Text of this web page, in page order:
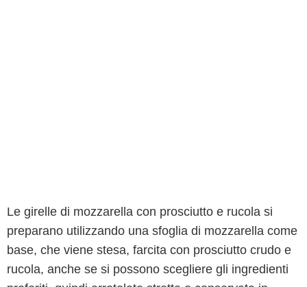
Le girelle di mozzarella con prosciutto e rucola si
preparano utilizzando una sfoglia di mozzarella come
base, che viene stesa, farcita con prosciutto crudo e
rucola, anche se si possono scegliere gli ingredienti